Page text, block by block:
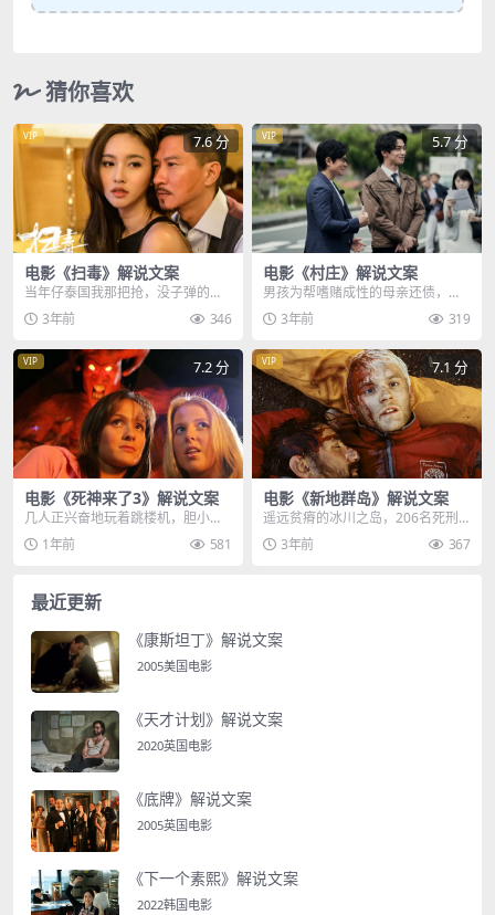
猜你喜欢
VIP 7.6 分
电影《扫毒》解说文案
当年仔泰国我那把抢，没子弹的，
为什么你救的不可以是我，五年，
你知道我这五年怎么过...
3年前 346
VIP 5.7 分
电影《村庄》解说文案
男孩为帮嗜赌成性的母亲还债，在
村里的垃圾处理厂工作，不料这里
却隐藏着无数的肮脏与...
3年前 319
VIP 7.2 分
电影《死神来了3》解说文案
几人正兴奋地玩着跳楼机，胆小的
女孩负责给同伴拍照，可在检查照
片时却诡异的发现，那...
1年前 581
VIP 7.1 分
电影《新地群岛》解说文案
遥远贫瘠的冰川之岛，206名死刑
犯被流放至此，没有看守，没有法
律，为了生存下来，...
3年前 367
最近更新
《康斯坦丁》解说文案
2005美国电影
《天才计划》解说文案
2020英国电影
《底牌》解说文案
2005英国电影
《下一个素熙》解说文案
2022韩国电影